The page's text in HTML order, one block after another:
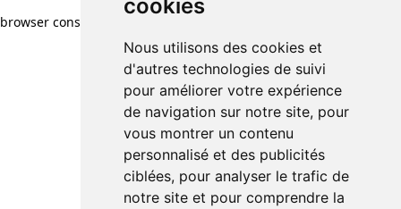
cookies
Nous utilisons des cookies et
d'autres technologies de suivi
pour améliorer votre expérience
de navigation sur notre site, pour
vous montrer un contenu
personnalisé et des publicités
ciblées, pour analyser le trafic de
notre site et pour comprendre la
browser console for more information)